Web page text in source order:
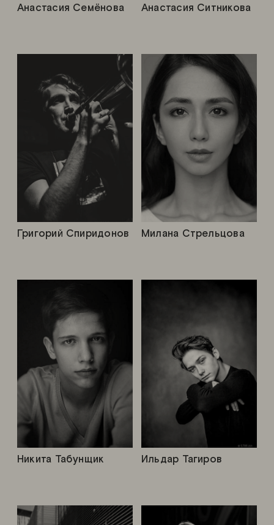
Ильдар Тагиров
Анастасия Семёнова
Григорий Спиридонов Милана Стрельцова
Никита Табунщик
Анастасия Ситникова